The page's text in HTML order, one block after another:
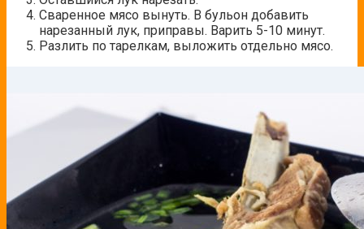
Сваренное мясо вынуть. В бульон добавить
нарезанный лук, приправы. Варить 5-10 минут.
Разлить по тарелкам, выложить отдельно мясо.